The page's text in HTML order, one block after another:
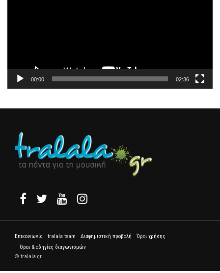
00:00 02:36
Επικοινωνία tralala team Διαφημιστική προβολή
Όροι χρήσης
Όροι & οδηγίες διαγωνισμών
© tralala.gr